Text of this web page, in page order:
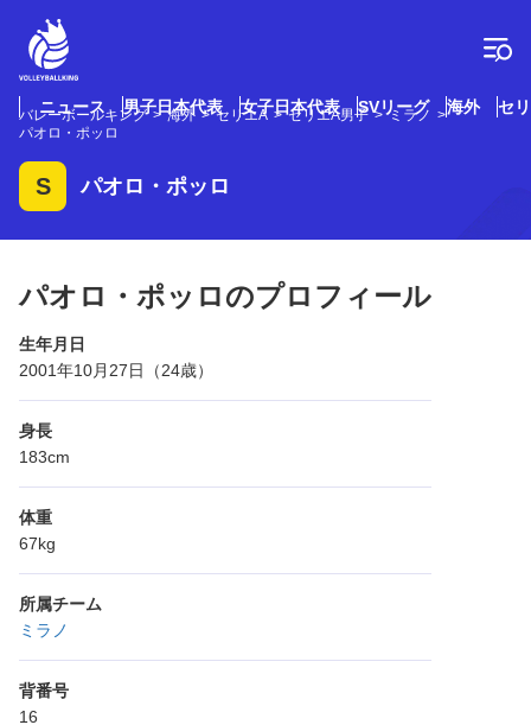
ニュース 男子日本代表 女子日本代表 SVリーグ 海外 セ
バレーボールキング 海外 セリエA セリエA男子
ミラノ
パオロ・ポッロ
S パオロ・ポッロ
パオロ・ポッロのプロフィール
生年月日
2001年10月27日（24歳）
身長
183cm
体重
67kg
所属チーム
ミラノ
背番号
16